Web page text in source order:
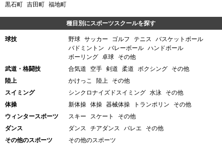
黒石町 吉田町 福地町
種目別にスポーツスクールを探す
球技 野球 サッカー ゴルフ テニス
バスケットボール
バドミントン
バレーボール ハンドボール
ボーリング 卓球
その他
武道・格闘技
合気道 空手 剣道 柔道 ボクシング
その他
陸上
かけっこ 陸上
その他
スイミング
シンクロナイズドスイミング 水泳
その他
体操
新体操 体操 器械体操 トランポリン
その他
ウィンタースポーツ
スキー スケート
その他
ダンス
ダンス チアダンス バレエ
その他
その他のスポーツ
その他のスポーツ